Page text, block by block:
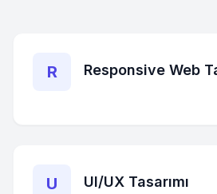
R Responsive Web
U UI/UX Tasarımı